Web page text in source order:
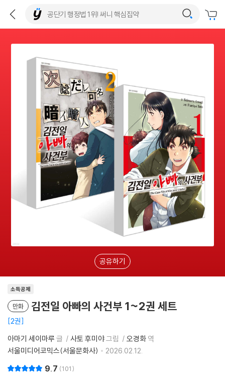
공유하기
소득공제
만화 김전일 아빠의 사건부 1~2권 세트
2권
아마기 세이마루 글 사토 후미야그림 오경화 역
서울미디어코믹스(서울문화사)
2026.02.12.
9.7 101